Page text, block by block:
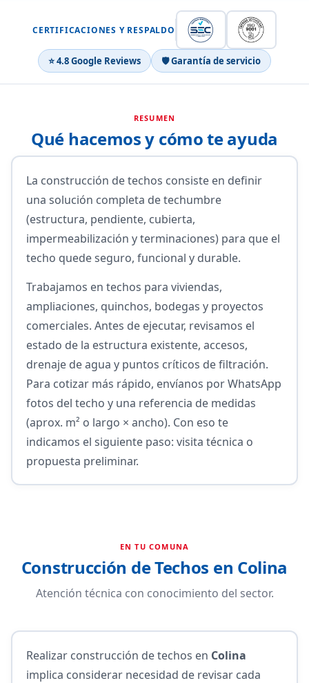
CERTIFICACIONES Y RESPALDO
⭐ 4.8 Google Reviews 🛡 Garantía de servicio
RESUMEN
Qué hacemos y cómo te ayuda
La construcción de techos consiste en definir
una solución completa de techumbre
(estructura, pendiente, cubierta,
impermeabilización y terminaciones) para que el
techo quede seguro, funcional y durable.
Trabajamos en techos para viviendas,
ampliaciones, quinchos, bodegas y proyectos
comerciales. Antes de ejecutar, revisamos el
estado de la estructura existente, accesos,
drenaje de agua y puntos críticos de filtración.
Para cotizar más rápido, envíanos por WhatsApp
fotos del techo y una referencia de medidas
(aprox. m² o largo × ancho). Con eso te
indicamos el siguiente paso: visita técnica o
propuesta preliminar.
EN TU COMUNA
Construcción de Techos en Colina
Atención técnica con conocimiento del sector.
Realizar construcción de techos en Colina
implica considerar necesidad de revisar cada